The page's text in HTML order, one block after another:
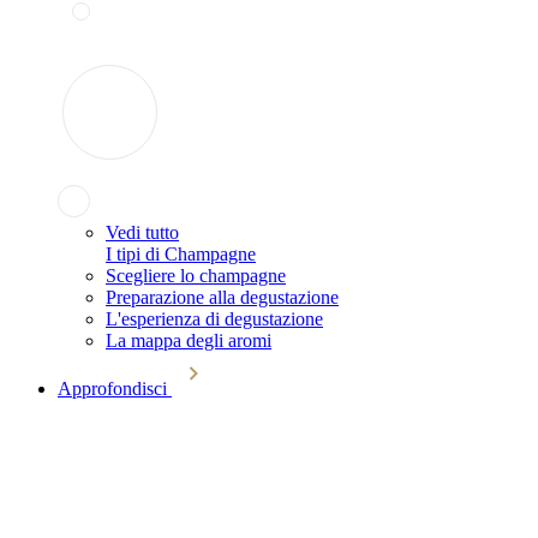
Vedi tutto
I tipi di Champagne
Scegliere lo champagne
Preparazione alla degustazione
L'esperienza di degustazione
La mappa degli aromi
Approfondisci